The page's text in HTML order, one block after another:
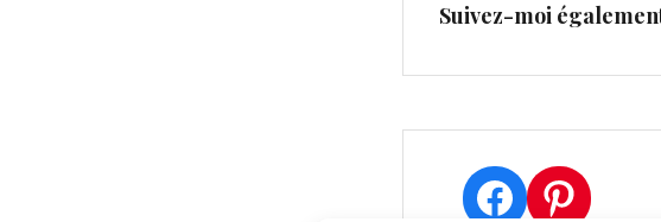
Suivez-moi
Facebook